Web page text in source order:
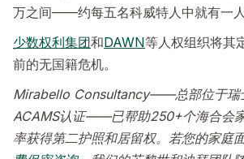
万之间——约每五名科威特人中就有一人
少数权利集团和DAWN等人权组织将其
前的无国籍危机。
Mirabello Consultancy——总部位于瑞
ACAMS认证——已帮助250+个海合会
率获得第二护照和居留权。若您的家庭